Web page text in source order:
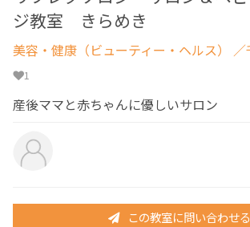
ジ教室 きらめき
美容・健康（ビューティー・ヘルス） ／
1
産後ママと赤ちゃんに優しいサロン
この教室に問い合わせる